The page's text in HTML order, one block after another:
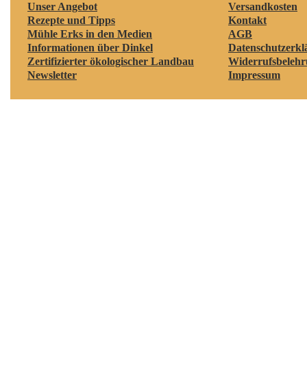
Unser Angebot
Rezepte und Tipps
Mühle Erks in den Medien
Informationen über Dinkel
Zertifizierter ökologischer Landbau
Newsletter
Versandkosten
Kontakt
AGB
Impressum